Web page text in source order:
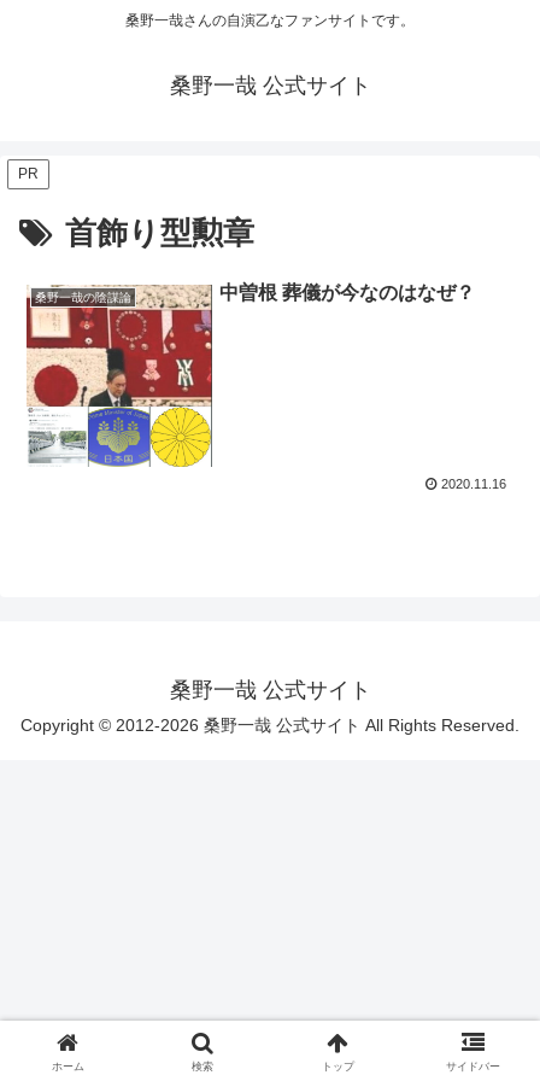
桑野一哉さんの自演乙なファンサイトです。
桑野一哉 公式サイト
PR
首飾り型勲章
桑野一哉の陰謀論 中曽根 葬儀が今なのはなぜ？
2020.11.16
桑野一哉 公式サイト
Copyright © 2012-2026 桑野一哉 公式サイト All Rights Reserved.
ホーム 検索 トップ サイドバー